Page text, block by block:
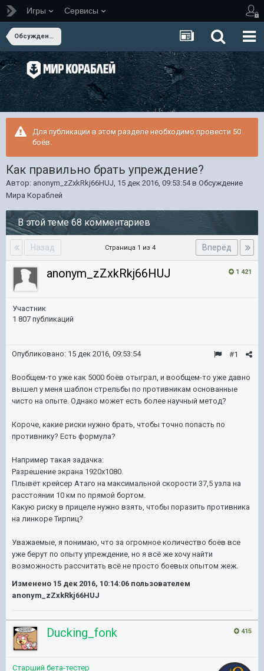
Игры Сервисы
Обсуждение Мира Кораблей
Для публикации в этом разделе необходимо провести 50
боёв.
Как правильно брать упреждение?
Автор: anonym_zZxkRkj66HUJ, 15 дек 2016, 09:53:54в Обсуждение
Мира Кораблей
В этой теме 68 комментариев
Назад Вперёд
Страница 1 из 4
1 421
anonym_zZxkRkj66HUJ
Участник
1 807 публикаций
#1
Опубликовано: 15 дек 2016, 09:53:54
Вообщем-то уже как 5000 боёв отыграл, и вообщем-то уже давно
вышел у меня шаблон стрельбы по противникам основанные
чисто на опыте. Однако может есть более научный метод?
Короче, какие риски нужно брать, чтобы точно попасть по
противнику? Есть формула?
Например такая задачка:
Разрешение экрана 1920x1080.
Плывёт крейсер Атаго на максимальной скорости 37,5 узла на
расстоянии 10 км по прямой бортом.
Какую риску в прицеле нужно взять, чтобы поразить противника
на линкоре Тирпиц?
Уважаемые, я понимаю, что за огромное количество боёв все
уже берут по опыту упреждение, но я всё же хочу найти
возможность рассчитать всё не просто боевых опытом жеж.
Изменено 15 дек 2016, 10:14:06 пользователем
anonym_zZxkRkj66HUJ
415
Ducking_fonk
Старший бета-тестер